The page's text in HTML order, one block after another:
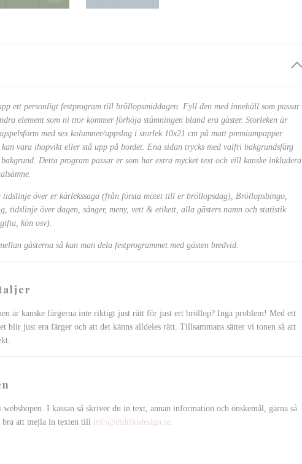
ett personligt festprogram till bröllopsmiddagen. Fyll den med innehåll som passar
element som ni tror kommer förhöja stämningen bland era gäster. Storleken är
med sex kolumner/uppslag i storlek 10x21 cm på matt premiumpapper.
vara ihopvikt eller stå upp på bordet. Ena sidan trycks med valfri bakgrundsfärg
Detta program passar er som har extra mycket text och vill kanske inkludera
över er kärlekssaga (från första mötet till er bröllopsdag), Bröllopsbingo,
tidslinje över dagen, sånger, meny, vett & etikett, alla gästers namn och statistik
kön osv).
gästerna så kan man dela festprogrammet med gästen bredvid.
är kanske färgerna inte riktigt just rätt för just ert bröllop? Inga problem! Med ett
blir just era färger och att det känns alldeles rätt. Tillsammans sätter vi tonen så att
I kassan så skriver du in text, annan information och önskemål, gärna så
att mejla in texten till info@didriksdesign.se.